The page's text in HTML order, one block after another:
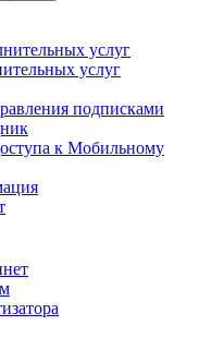
услуг
услуг
подписками
к Мобильному